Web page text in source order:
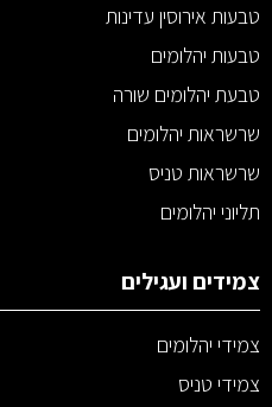
טבעות אירוסין עדינות
טבעות יהלומים
טבעת יהלומים שורה
שרשראות יהלומים
שרשראות טניס
תליוני יהלומים
צמידים ועגילים
צמידי יהלומים
צמידי טניס